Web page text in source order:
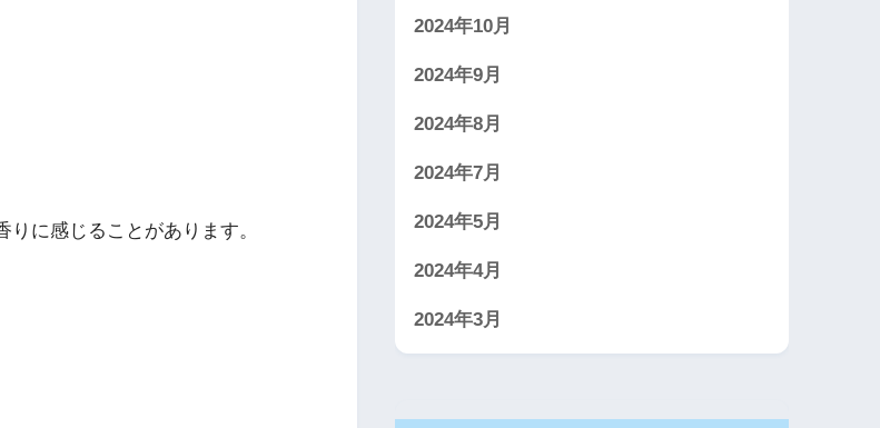
に感じることがあります。
2024年10月
2024年9月
2024年8月
2024年7月
2024年5月
2024年4月
2024年3月